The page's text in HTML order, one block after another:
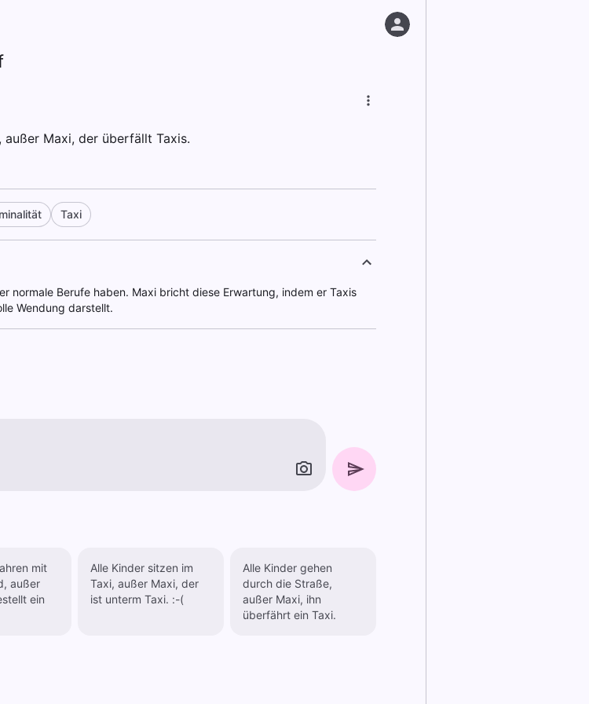
Maxi, der überfällt Taxis.
Taxi
normale Berufe haben. Maxi bricht diese Erwartung, indem er Taxis
Wendung darstellt.
mit
außer
ein
Alle Kinder sitzen im
Taxi, außer Maxi, der
ist unterm Taxi. :-(
Alle Kinder gehen
durch die Straße,
außer Maxi, ihn
überfährt ein Taxi.